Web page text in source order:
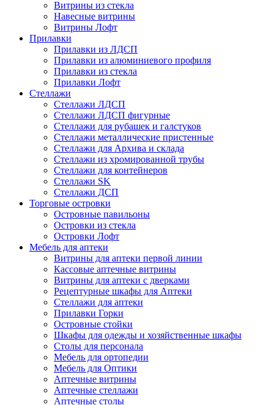
Витрины из стекла
Навесные витрины
Витрины Лофт
Прилавки
Прилавки из ЛДСП
Прилавки из алюминиевого профиля
Прилавки из стекла
Прилавки Лофт
Стеллажи
Стеллажи ЛДСП
Стеллажи ЛДСП фигурные
Стеллажи для рубашек и галстуков
Стеллажи металлические пристенные
Стеллажи для Архива и склада
Стеллажи из хромированной трубы
Стеллажи для контейнеров
Стеллажи SK
Стеллажи ДСП
Торговые островки
Островные павильоны
Островки из стекла
Островки Лофт
Мебель для аптеки
Витрины для аптеки первой линии
Кассовые аптечные витрины
Витрины для аптеки с дверками
Рецептурные шкафы для Аптеки
Стеллажи для аптеки
Прилавки Горки
Островные стойки
Шкафы для одежды и хозяйственные шкафы
Столы для персонала
Мебель для ортопедии
Мебель для Оптики
Аптечные витрины
Аптечные стеллажи
Аптечные столы